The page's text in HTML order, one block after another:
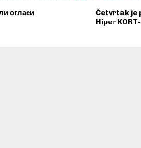
огласи
Četvrtak je
Hiper